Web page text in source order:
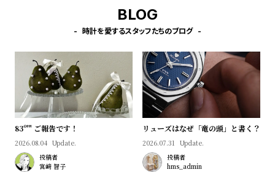
BLOG
時計を愛するスタッフたちのブログ
83º'" ご報告です！
2026.08.04 Update.
投稿者
宮﨑 智子
リューズはなぜ「竜の頭」と書く？
2026.07.31 Update.
投稿者
hms_admin